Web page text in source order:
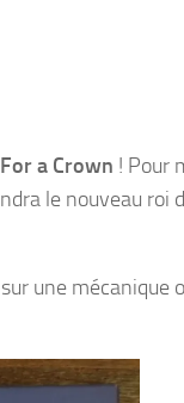
For a Crown ! Pour
le nouveau roi
une mécanique